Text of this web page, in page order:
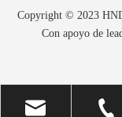
Copyright © 2023
Con apoyo de